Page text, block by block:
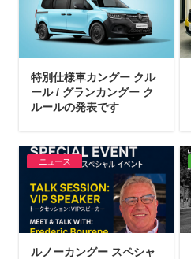
特別仕様車カングー クル
ール / グランカングー ク
ルールの発表です
ニュース
ルノーカングー スペシャ